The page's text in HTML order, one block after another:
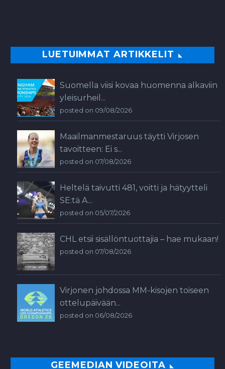
LUETUIMMAT ARTIKKELIT
Suomella viisi kovaa huomenna alkaviin
yleisurheil...
posted on 09/08/2026
Maailmanmestaruus täytti Virjosen
tavoitteen: Ei s...
posted on 07/08/2026
Heltelä taivutti 481, voitti ja hätyytteli
SE:tä A...
posted on 05/07/2026
CHL etsii sisällöntuottajia – hae mukaan!
posted on 07/08/2026
Virjonen johdossa MM-kisojen toiseen
ottelupäivään...
posted on 06/08/2026
GEEMEDIAN VIDEOITA